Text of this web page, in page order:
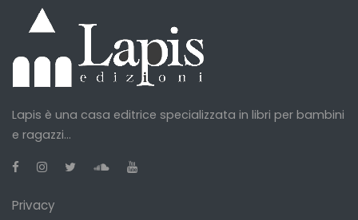
Lapis è una casa editrice specializzata in libri per bambini
e ragazzi...
Privacy